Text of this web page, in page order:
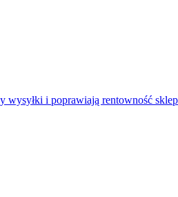
wysyłki i poprawiają rentowność